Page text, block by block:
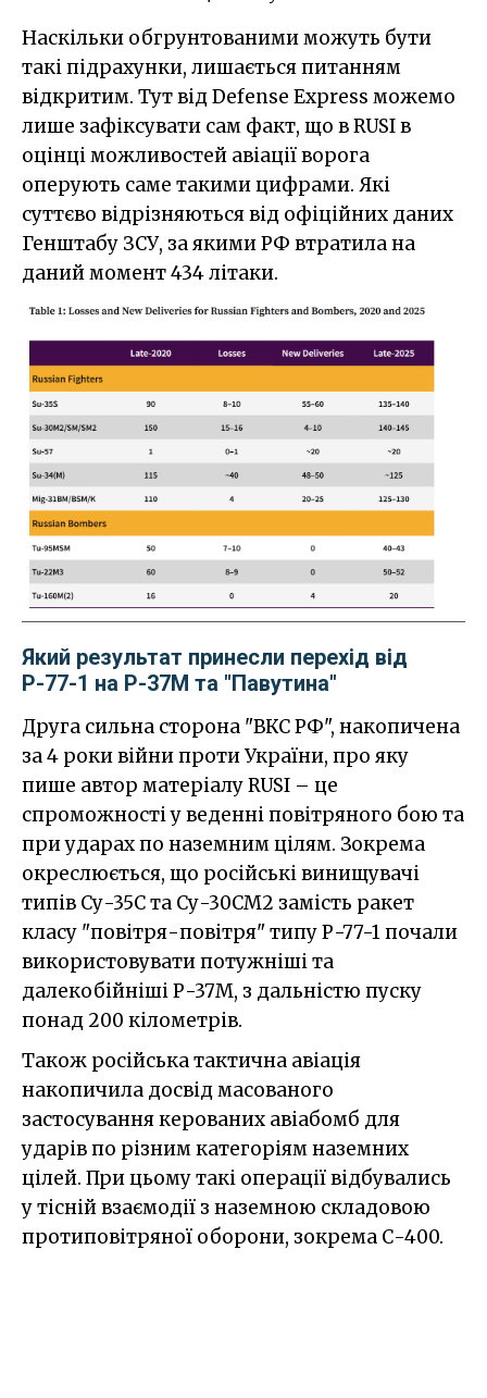
Наскільки обгрунтованими можуть бути
такі підрахунки, лишається питанням
відкритим. Тут від Defense Express можемо
лише зафіксувати сам факт, що в RUSI в
оцінці можливостей авіації ворога
оперують саме такими цифрами. Які
суттєво відрізняються від офіційних даних
Генштабу ЗСУ, за якими РФ втратила на
даний момент 434 літаки.
Який результат принесли перехід від
Р-77-1 на Р-37М та "Павутина"
Друга сильна сторона "ВКС РФ", накопичена
за 4 роки війни проти України, про яку
пише автор матеріалу RUSI – це
спроможності у веденні повітряного бою та
при ударах по наземним цілям. Зокрема
окреслюється, що російські винищувачі
типів Су-35С та Су-30СМ2 замість ракет
класу "повітря-повітря" типу Р-77-1 почали
використовувати потужніші та
далекобійніші Р-37М, з дальністю пуску
понад 200 кілометрів.
Також російська тактична авіація
накопичила досвід масованого
застосування керованих авіабомб для
ударів по різним категоріям наземних
цілей. При цьому такі операції відбувались
у тісній взаємодії з наземною складовою
протиповітряної оборони, зокрема С-400.